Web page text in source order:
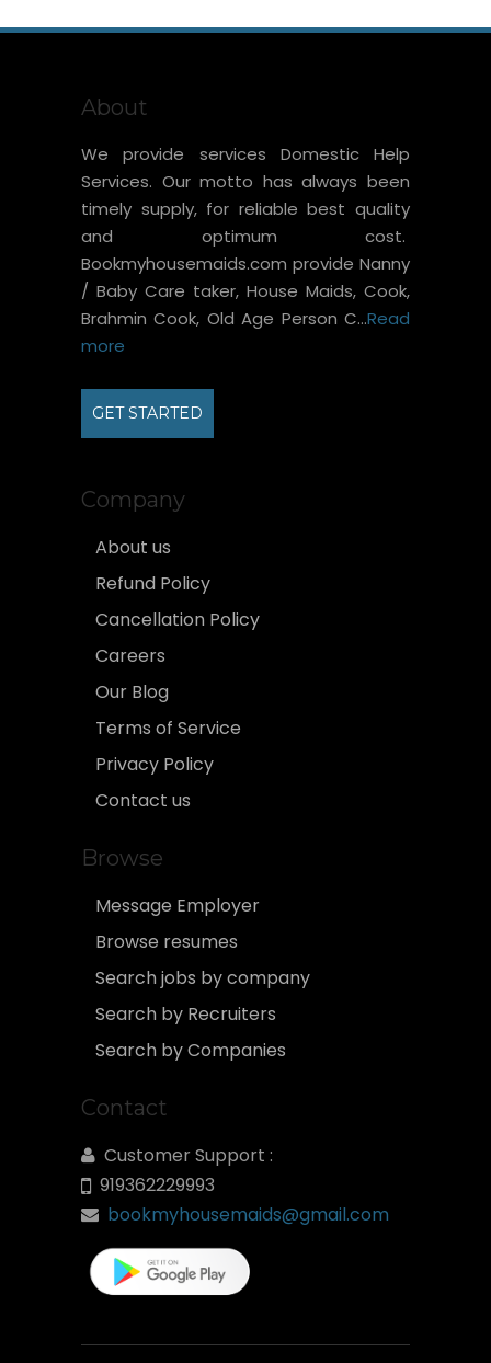
About
We provide services Domestic Help
Services. Our motto has always been
timely supply, for reliable best quality
and optimum cost.
Bookmyhousemaids.com provide Nanny
/ Baby Care taker, House Maids, Cook,
Brahmin Cook, Old Age Person C...Read
more
GET STARTED
Company
About us
Refund Policy
Cancellation Policy
Careers
Our Blog
Terms of Service
Privacy Policy
Contact us
Browse
Message Employer
Browse resumes
Search jobs by company
Search by Recruiters
Search by Companies
Contact
Customer Support :
919362229993
bookmyhousemaids@gmail.com